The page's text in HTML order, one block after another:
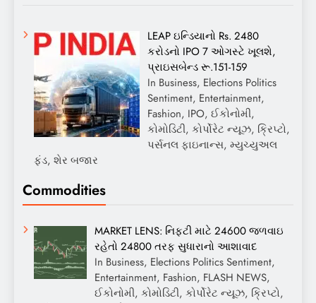
LEAP ઇન્ડિયાનો Rs. 2480
કરોડનો IPO 7 ઓગસ્ટે ખૂલશે,
પ્રાઇસબેન્ડ રૂ.151-159
In Business, Elections Politics
Sentiment, Entertainment,
Fashion, IPO, ઈકોનોમી,
કોમોડિટી, કોર્પોરેટ ન્યૂઝ, ક્રિપ્ટો,
પર્સનલ ફાઇનાન્સ, મ્યુચ્યુઅલ
ફંડ, શેર બજાર
Commodities
MARKET LENS: નિફ્ટી માટે 24600 જળવાઇ
રહેતો 24800 તરફ સુધારાનો આશાવાદ
In Business, Elections Politics Sentiment,
Entertainment, Fashion, FLASH NEWS,
ઈકોનોમી, કોમોડિટી, કોર્પોરેટ ન્યૂઝ, ક્રિપ્ટો,